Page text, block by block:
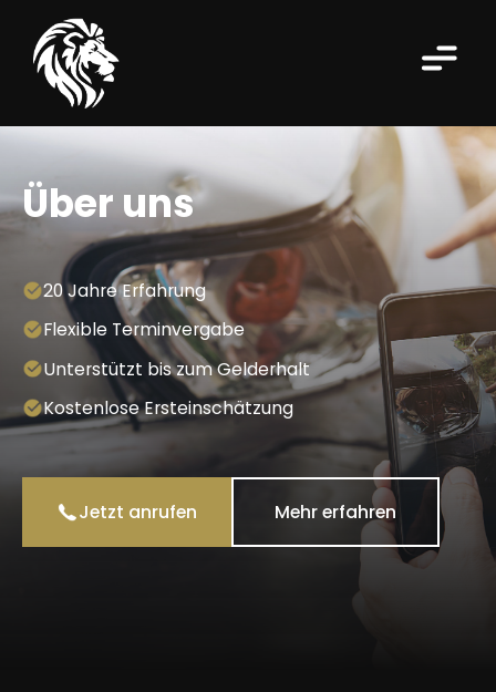
Über uns
20 Jahre Erfahrung
Flexible Terminvergabe
Unterstützt bis zum Gelderhalt
Kostenlose Ersteinschätzung
Jetzt anrufen Mehr erfahren